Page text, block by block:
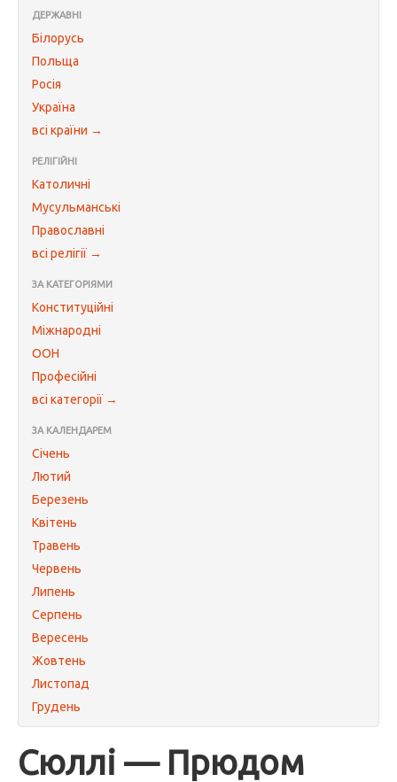
ДЕРЖАВНІ
Білорусь
Польща
Росія
Україна
всі країни →
РЕЛІГІЙНІ
Католичні
Мусульманські
Православні
всі релігії →
ЗА КАТЕГОРІЯМИ
Конституційні
Міжнародні
ООН
Професійні
всі категорії →
ЗА КАЛЕНДАРЕМ
Січень
Лютий
Березень
Квітень
Травень
Червень
Липень
Серпень
Вересень
Жовтень
Листопад
Грудень
Сюллі — Прюдом